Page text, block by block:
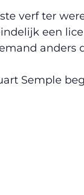
verf ter
een
anders
Semple